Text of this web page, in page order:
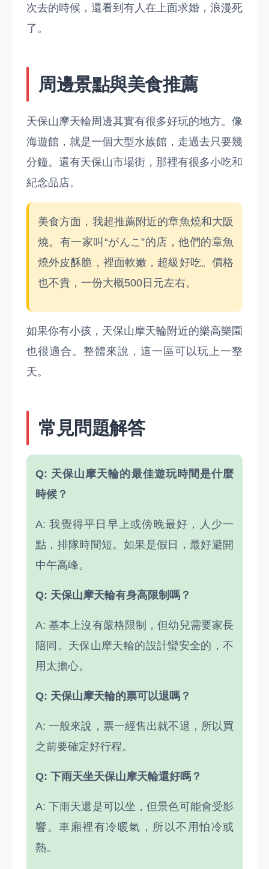
次去的時候，還看到有人在上面求婚，浪漫死
了。
周邊景點與美食推薦
天保山摩天輪周邊其實有很多好玩的地方。像
海遊館，就是一個大型水族館，走過去只要幾
分鐘。還有天保山市場街，那裡有很多小吃和
紀念品店。
美食方面，我超推薦附近的章魚燒和大阪
燒。有一家叫“がんこ”的店，他們的章魚
燒外皮酥脆，裡面軟嫩，超級好吃。價格
也不貴，一份大概500日元左右。
如果你有小孩，天保山摩天輪附近的樂高樂園
也很適合。整體來說，這一區可以玩上一整
天。
常見問題解答
Q: 天保山摩天輪的最佳遊玩時間是什麼
時候？
A: 我覺得平日早上或傍晚最好，人少一
點，排隊時間短。如果是假日，最好避開
中午高峰。
Q: 天保山摩天輪有身高限制嗎？
A: 基本上沒有嚴格限制，但幼兒需要家長
陪同。天保山摩天輪的設計蠻安全的，不
用太擔心。
Q: 天保山摩天輪的票可以退嗎？
A: 一般來說，票一經售出就不退，所以買
之前要確定好行程。
Q: 下雨天坐天保山摩天輪還好嗎？
A: 下雨天還是可以坐，但景色可能會受影
響。車廂裡有冷暖氣，所以不用怕冷或
熱。